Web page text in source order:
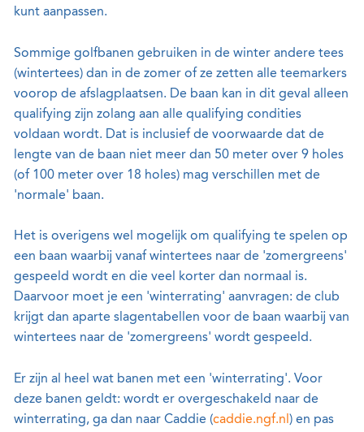
kunt aanpassen.
Sommige golfbanen gebruiken in de winter andere tees
(wintertees) dan in de zomer of ze zetten alle teemarkers
voorop de afslagplaatsen. De baan kan in dit geval alleen
qualifying zijn zolang aan alle qualifying condities
voldaan wordt. Dat is inclusief de voorwaarde dat de
lengte van de baan niet meer dan 50 meter over 9 holes
(of 100 meter over 18 holes) mag verschillen met de
'normale' baan.
Het is overigens wel mogelijk om qualifying te spelen op
een baan waarbij vanaf wintertees naar de 'zomergreens'
gespeeld wordt en die veel korter dan normaal is.
Daarvoor moet je een 'winterrating' aanvragen: de club
krijgt dan aparte slagentabellen voor de baan waarbij van
wintertees naar de 'zomergreens' wordt gespeeld.
Er zijn al heel wat banen met een 'winterrating'. Voor
deze banen geldt: wordt er overgeschakeld naar de
winterrating, ga dan naar Caddie (caddie.ngf.nl ) en pas